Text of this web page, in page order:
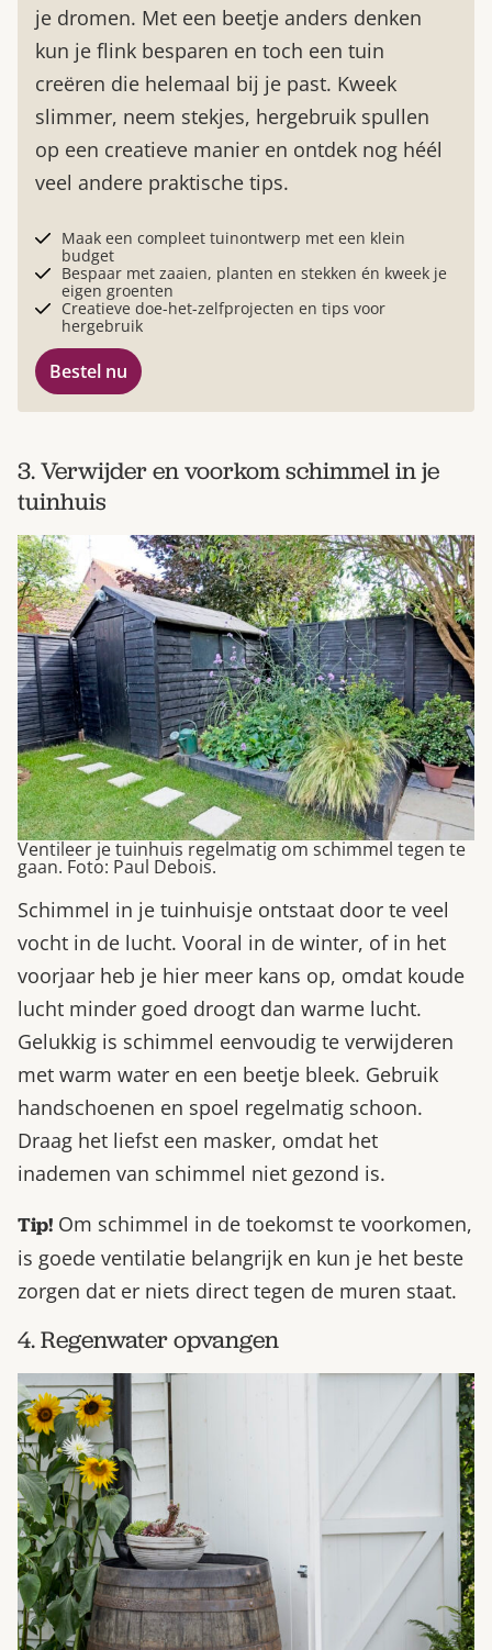
je dromen. Met een beetje anders denken
kun je flink besparen en toch een tuin
creëren die helemaal bij je past. Kweek
slimmer, neem stekjes, hergebruik spullen
op een creatieve manier en ontdek nog héél
veel andere praktische tips.
Maak een compleet tuinontwerp met een klein
budget
Bespaar met zaaien, planten en stekken én kweek je
eigen groenten
Creatieve doe-het-zelfprojecten en tips voor
hergebruik
Bestel nu
3. Verwijder en voorkom schimmel in je
tuinhuis
Ventileer je tuinhuis regelmatig om schimmel tegen te
gaan. Foto: Paul Debois.
Schimmel in je tuinhuisje ontstaat door te veel
vocht in de lucht. Vooral in de winter, of in het
voorjaar heb je hier meer kans op, omdat koude
lucht minder goed droogt dan warme lucht.
Gelukkig is schimmel eenvoudig te verwijderen
met warm water en een beetje bleek. Gebruik
handschoenen en spoel regelmatig schoon.
Draag het liefst een masker, omdat het
inademen van schimmel niet gezond is.
Tip! Om schimmel in de toekomst te voorkomen,
is goede ventilatie belangrijk en kun je het beste
zorgen dat er niets direct tegen de muren staat.
4. Regenwater opvangen